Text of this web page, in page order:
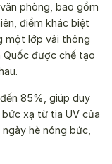
phòng, bao gồm
điểm khác biệt
một lớp vải thông
Quốc được chế tạo
85%, giúp duy
xạ từ tia UV của
hè nóng bức,